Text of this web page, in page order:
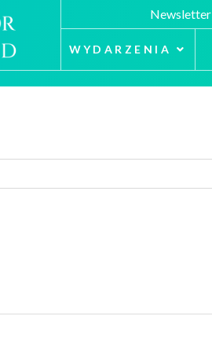
Newsletter
WYDARZENIA